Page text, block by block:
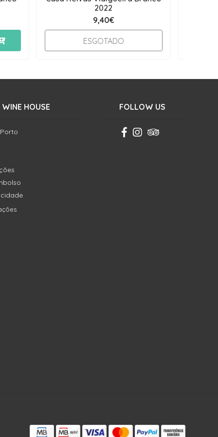
2022
9,40€
ESGOTADO
HOUSE FOLLOW US